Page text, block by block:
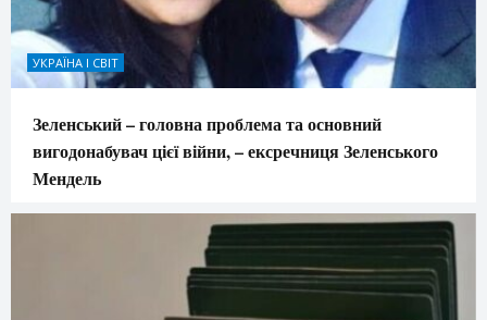
УКРАЇНА І СВІТ
Зеленський – головна проблема та основний
вигодонабувач цієї війни, – ексречниця Зеленського
Мендель